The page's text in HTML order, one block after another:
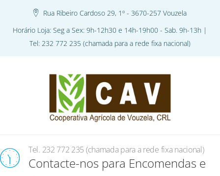
Rua Ribeiro Cardoso 29, 1º - 3670-257 Vouzela
Horário Loja: Seg a Sex: 9h-12h30 e 14h-19h00 - Sab. 9h-13h |
Tel: 232 772 235 (chamada para a rede fixa nacional)
Tel. 232 772 235 (chamada para a rede fixa nacional)
Contacte-nos para Encomendas e